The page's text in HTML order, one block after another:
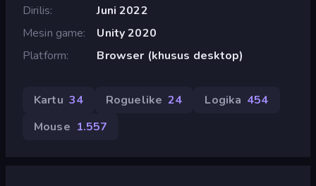
Dirilis
Juni 2022
Mesin game
Unity 2020
Platform
Browser (khusus desktop)
Kartu 34 Roguelike 24 Logika 454
Mouse 1.557